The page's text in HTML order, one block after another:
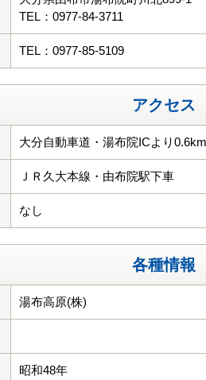
TEL：0977-84-3711
TEL：0977-85-5109
アクセス
大分自動車道・湯布院ICより0.6km
ＪＲ久大本線・由布院駅下車
なし
各種情報
湯布高原(株)
昭和48年